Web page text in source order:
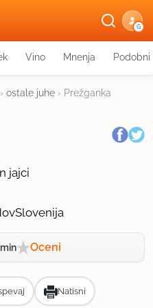
G
Vino Mnenja
› ostale juhe › Prežganka
jajci
Slovenija
Oceni
Natisni